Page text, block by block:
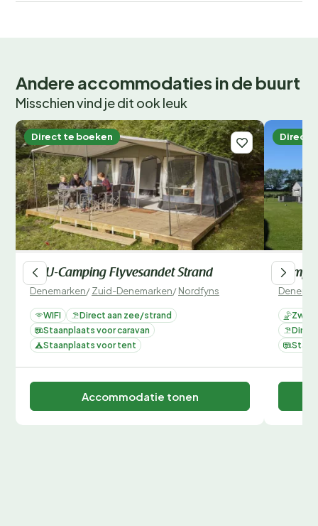
Andere accommodaties in de buurt
Misschien vind je dit ook leuk
Direct te boeken
DCU-Camping Flyvesandet Strand
Denemarken/Zuid-Denemarken/Nordfyns
WIFI
Direct aan zee/strand
Staanplaats voor caravan
Staanplaats voor tent
Accommodatie tonen
Direct
Camp